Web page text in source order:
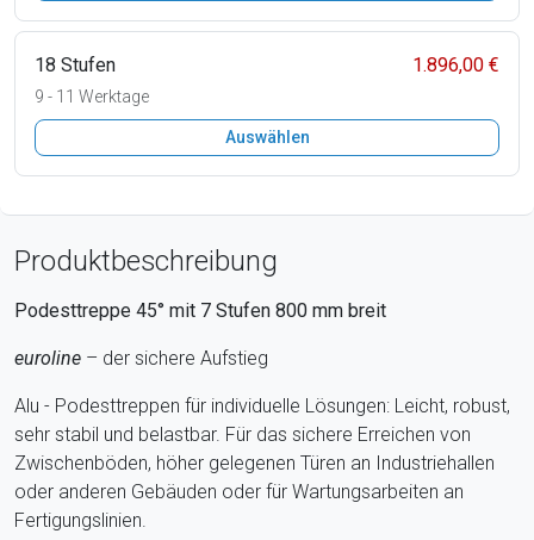
18 Stufen 1.896,00 €
9 - 11 Werktage
Auswählen
Produktbeschreibung
Podesttreppe 45° mit 7 Stufen 800 mm breit
euroline – der sichere Aufstieg
Alu - Podesttreppen für individuelle Lösungen: Leicht, robust,
sehr stabil und belastbar. Für das sichere Erreichen von
Zwischenböden, höher gelegenen Türen an Industriehallen
oder anderen Gebäuden oder für Wartungsarbeiten an
Fertigungslinien.